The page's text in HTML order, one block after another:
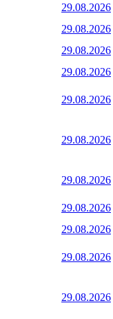
29.08.2026
29.08.2026
29.08.2026
29.08.2026
29.08.2026
29.08.2026
29.08.2026
29.08.2026
29.08.2026
29.08.2026
29.08.2026